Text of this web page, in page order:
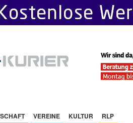
VEREINE KULTUR RLP